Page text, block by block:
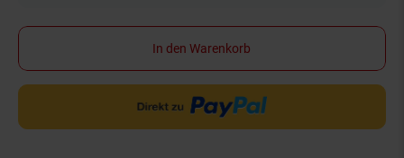
In den Warenkorb